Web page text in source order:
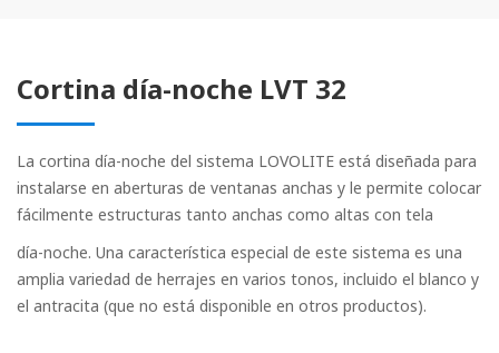
Cortina día-noche LVT 32
La cortina día-noche del sistema LOVOLITE está diseñada para
instalarse en aberturas de ventanas anchas y le permite colocar
fácilmente estructuras tanto anchas como altas con tela
día-noche. Una característica especial de este sistema es una
amplia variedad de herrajes en varios tonos, incluido el blanco y
el antracita (que no está disponible en otros productos).